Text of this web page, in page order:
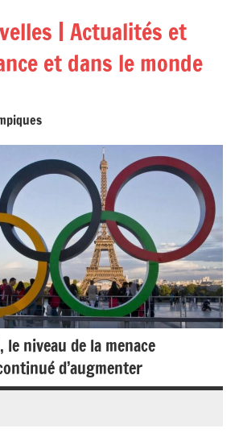
| Actualités et
et dans le monde
le niveau de la menace
d’augmenter